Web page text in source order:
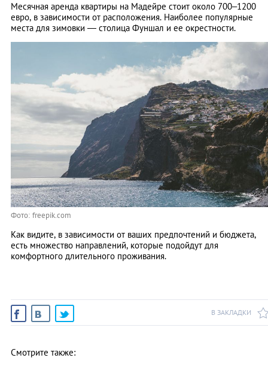
Месячная аренда квартиры на Мадейре стоит около 700–1200
евро, в зависимости от расположения. Наиболее популярные
места для зимовки — столица Фуншал и ее окрестности.
Фото: freepik.com
Как видите, в зависимости от ваших предпочтений и бюджета,
есть множество направлений, которые подойдут для
комфортного длительного проживания.
В ЗАКЛАДКИ
Смотрите также: